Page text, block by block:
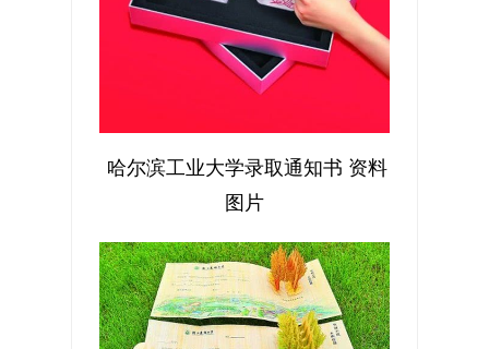
哈尔滨工业大学录取通知书 资料
图片